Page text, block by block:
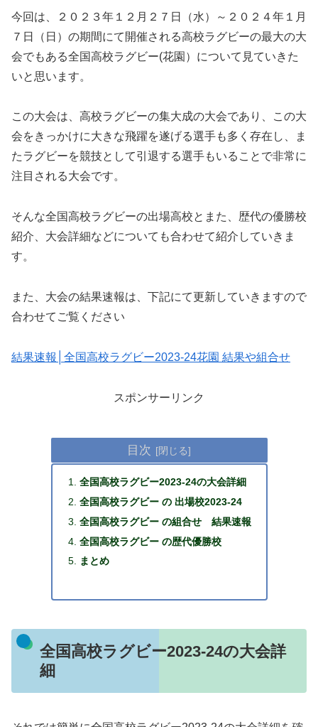
今回は、２０２３年１２月２７日（水）～２０２４年１月
７日（日）の期間にて開催される高校ラグビーの最大の大
会でもある全国高校ラグビー(花園）について見ていきた
いと思います。
この大会は、高校ラグビーの集大成の大会であり、この大
会をきっかけに大きな飛躍を遂げる選手も多く存在し、ま
たラグビーを競技として引退する選手もいることで非常に
注目される大会です。
そんな全国高校ラグビーの出場高校とまた、歴代の優勝校
紹介、大会詳細などについても合わせて紹介していきま
す。
また、大会の結果速報は、下記にて更新していきますので
合わせてご覧ください
結果速報│全国高校ラグビー2023-24花園 結果や組合せ
スポンサーリンク
目次
全国高校ラグビー2023-24の大会詳細
全国高校ラグビー の 出場校2023-24
全国高校ラグビー の組合せ 結果速報
全国高校ラグビー の歴代優勝校
まとめ
全国高校ラグビー2023-24の大会詳
細